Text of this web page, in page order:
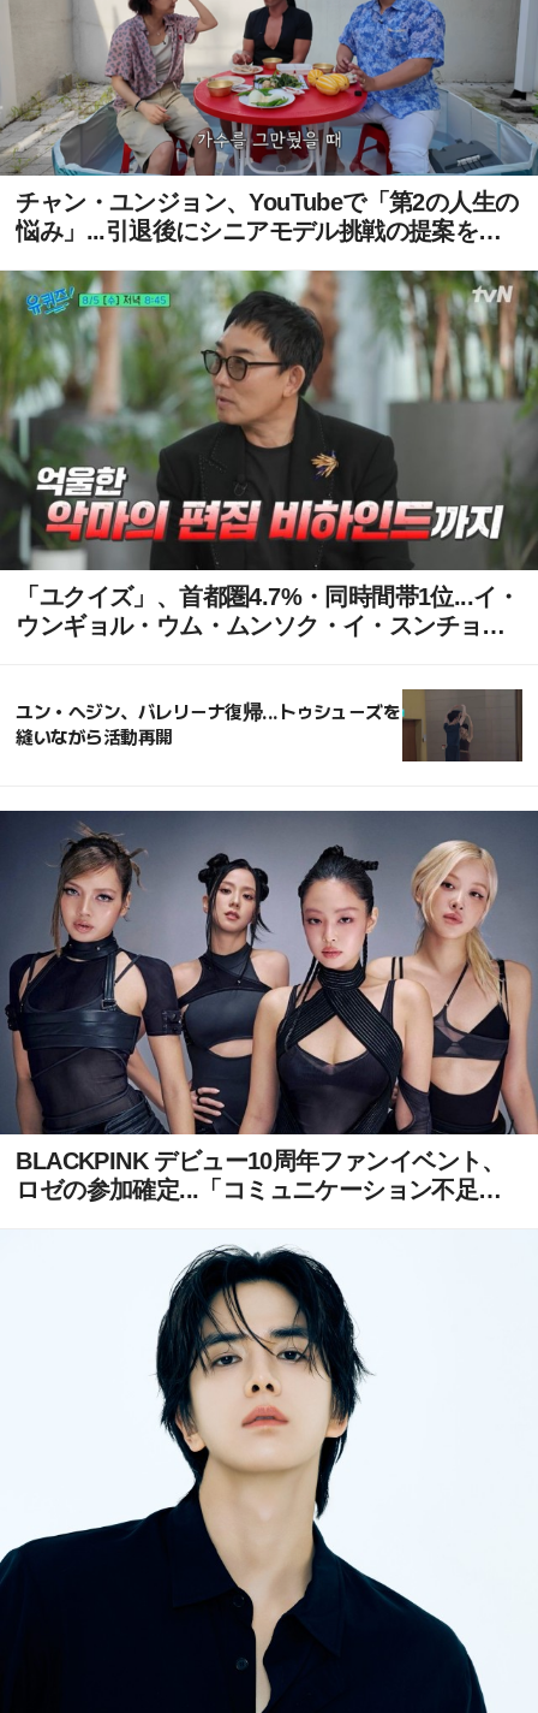
チャン・ユンジョン、YouTubeで「第2の人生の
悩み」...引退後にシニアモデル挑戦の提案を受
「ユクイズ」、首都圏4.7%・同時間帯1位...イ・
ウンギョル・ウム・ムンソク・イ・スンチョル
ユン・ヘジン、バレリーナ復帰...トゥシューズを
縫いながら活動再開
BLACKPINK デビュー10周年ファンイベント、
ロゼの参加確定...「コミュニケーション不足」